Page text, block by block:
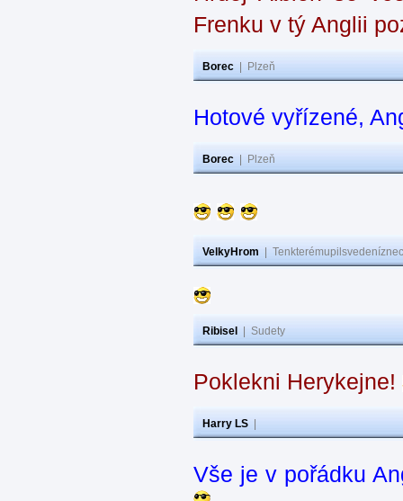
Frenku v tý Anglii
Borec Plzeň
Hotové vyřízené,
Borec Plzeň
VelkyHrom
Ribisel Sudety
Poklekni Herykejne!
Harry LS
Vše je v pořádku